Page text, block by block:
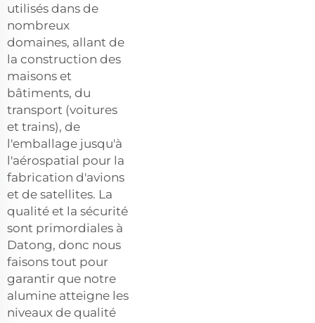
utilisés dans de
nombreux
domaines, allant de
la construction des
maisons et
bâtiments, du
transport (voitures
et trains), de
l'emballage jusqu'à
l'aérospatial pour la
fabrication d'avions
et de satellites. La
qualité et la sécurité
sont primordiales à
Datong, donc nous
faisons tout pour
garantir que notre
alumine atteigne les
niveaux de qualité